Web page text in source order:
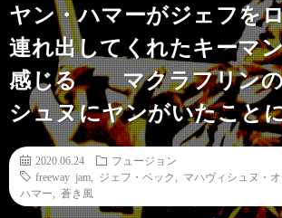
ヤン・ハマーがジェフを
連れ出してくれたキーマ
感じる マクラフリンの
シュヌにヤンがいたこと
2020.06.24
フュージョン
freeway jam
ジェフ・ベック マハヴィシュヌ・
ハマー
蒼き風